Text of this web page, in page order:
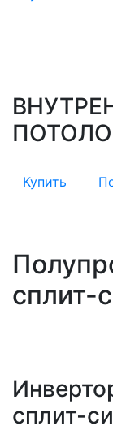
Купить
сплит-
сплит-